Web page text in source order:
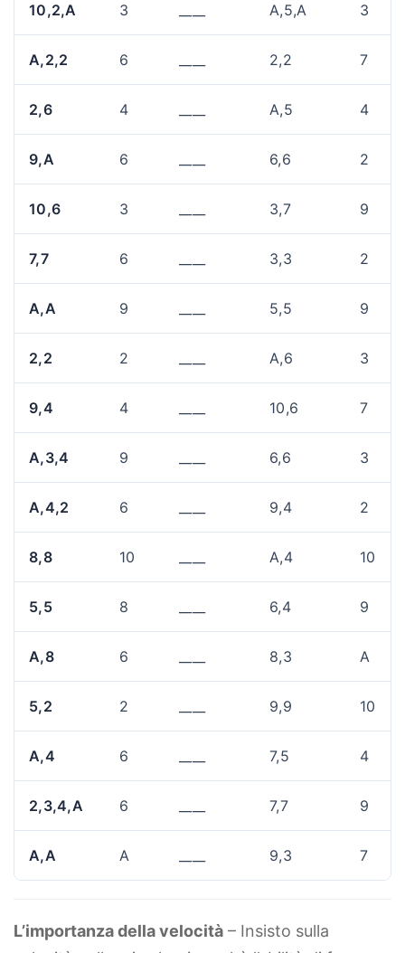
10,2,A 3 A,5,A 3
A,2,2 6 2,2 7
2,6 4 A,5 4
9,A 6 6,6 2
10,6 3 3,7 9
7,7 6 3,3 2
A,A 9 5,5 9
2,2 2 A,6 3
9,4 4 10,6 7
A,3,4 9 6,6 3
A,4,2 6 9,4 2
8,8 10 A,4 10
5,5 8 6,4 9
A,8 6 8,3 A
5,2 2 9,9 10
A,4 6 7,5 4
2,3,4,A 6 7,7 9
A,A A 9,3 7
L’importanza della velocità – Insisto sulla